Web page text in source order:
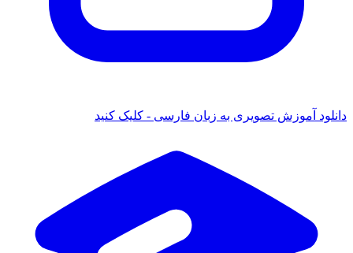
آموزش تصویری به زبان فارسی - کلیک کنید